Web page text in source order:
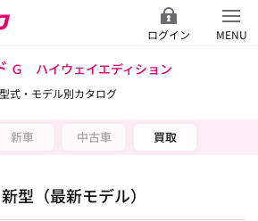
ログイン MENU
Ｇ ハイウェイエディション
型式・モデル別カタログ
新車 中古車 買取
新型（最新モデル）